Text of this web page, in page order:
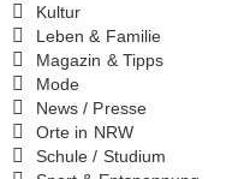
Kultur
Leben & Familie
Magazin & Tipps
Mode
News / Presse
Orte in NRW
Schule / Studium